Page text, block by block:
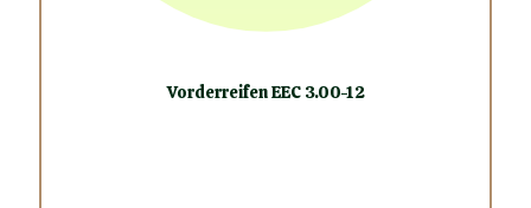
Vorderreifen EEC 3.00-12